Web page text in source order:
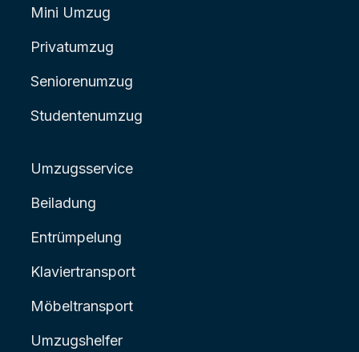
Mini Umzug
Privatumzug
Seniorenumzug
Studentenumzug
Umzugsservice
Beiladung
Entrümpelung
Klaviertransport
Möbeltransport
Umzugshelfer